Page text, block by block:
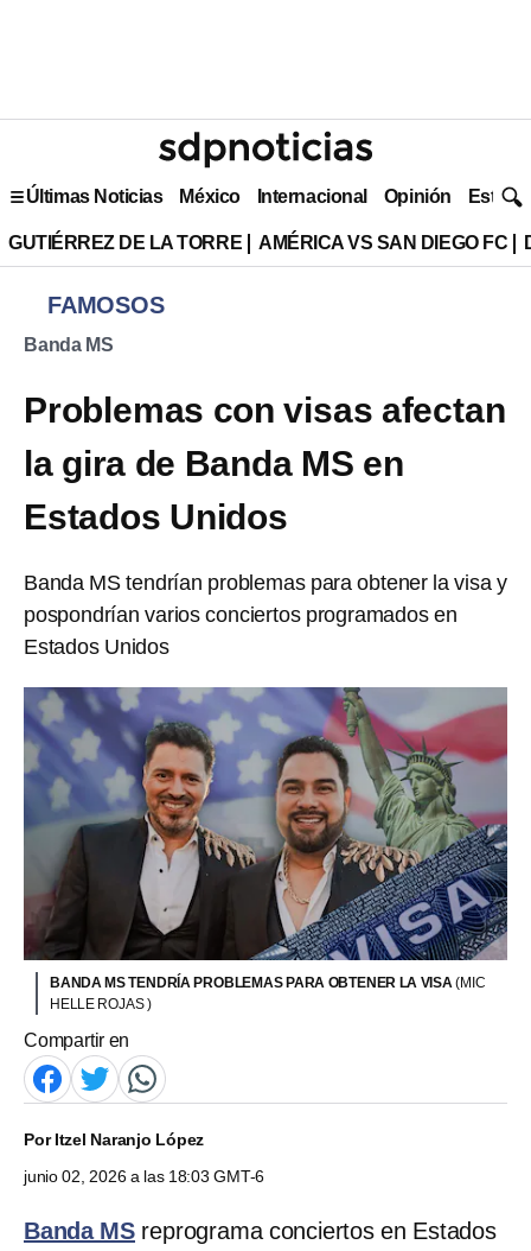
Últimas Noticias México Internacional Opinión Estilo
GUTIÉRREZ DE LA TORRE AMÉRICA VS SAN DIEGO FC
FAMOSOS
Banda MS
Problemas con visas afectan
la gira de Banda MS en
Estados Unidos
Banda MS tendrían problemas para obtener la visa y
pospondrían varios conciertos programados en
Estados Unidos
BANDA MS TENDRÍA PROBLEMAS PARA OBTENER LA VISA(MIC
HELLE ROJAS )
Compartir en
PorItzel Naranjo López
junio 02, 2026 a las 18:03 GMT-6
Banda MS reprograma conciertos en Estados